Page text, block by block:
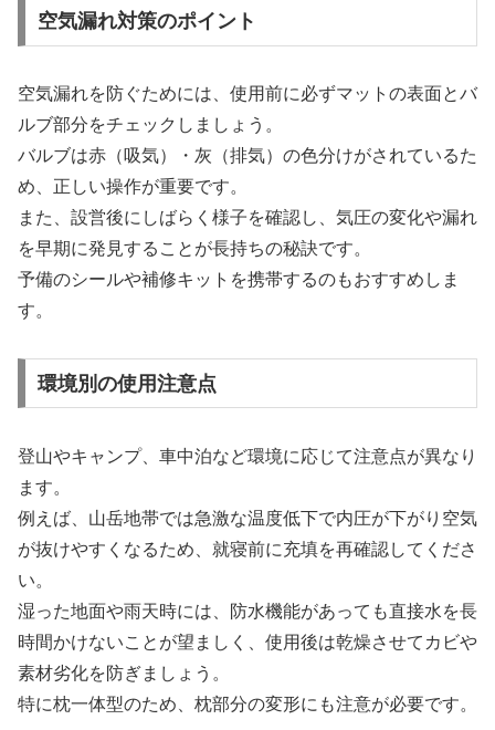
空気漏れ対策のポイント
空気漏れを防ぐためには、使用前に必ずマットの表面とバ
ルブ部分をチェックしましょう。
バルブは赤（吸気）・灰（排気）の色分けがされているた
め、正しい操作が重要です。
また、設営後にしばらく様子を確認し、気圧の変化や漏れ
を早期に発見することが長持ちの秘訣です。
予備のシールや補修キットを携帯するのもおすすめしま
す。
環境別の使用注意点
登山やキャンプ、車中泊など環境に応じて注意点が異なり
ます。
例えば、山岳地帯では急激な温度低下で内圧が下がり空気
が抜けやすくなるため、就寝前に充填を再確認してくださ
い。
湿った地面や雨天時には、防水機能があっても直接水を長
時間かけないことが望ましく、使用後は乾燥させてカビや
素材劣化を防ぎましょう。
特に枕一体型のため、枕部分の変形にも注意が必要です。